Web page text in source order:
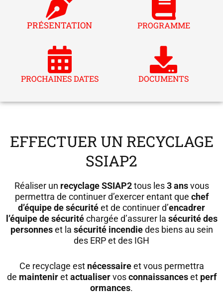
PRÉSENTATION PROGRAMME
PROCHAINES DATES DOCUMENTS
EFFECTUER UN RECYCLAGE
SSIAP2
Réaliser un recyclage SSIAP2tous les3 ansvous
permettra de continuer d’exercer entant que chef
d’équipe de sécuritéet de continuer d’encadrer
l’équipe de sécurité chargée d’assurer la sécurité des
personneset la sécurité incendiedes biens au sein
des ERP et des IGH
Ce recyclage est nécessaireet vous permettra
de mainteniretactualiservosconnaissanceset perf
ormances.